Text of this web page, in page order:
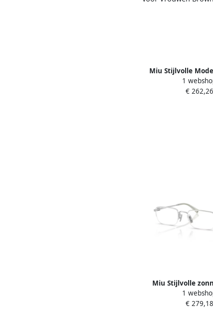
Miu Stijlvolle
voor Vrouwen
1
€ 262,26
Miu Stijlvolle
vrouwen Gray
1
€ 279,18